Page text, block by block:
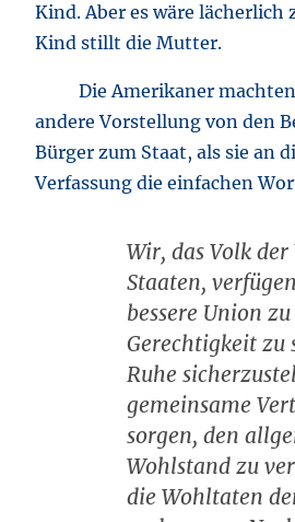
Kind. Aber es wäre lächerlich
Kind stillt die Mutter.
Die Amerikaner
andere Vorstellung von den
Bürger zum Staat, als sie an
Verfassung die einfachen
Wir, das Volk
Staaten,
bessere Union
Gerechtigkeit zu
Ruhe
gemeinsame
sorgen, den
Wohlstand zu
die Wohltaten